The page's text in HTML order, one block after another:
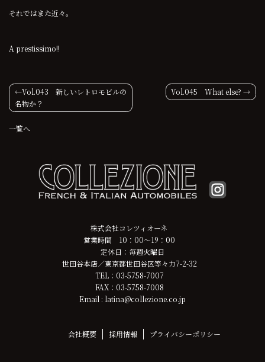
それではまた近々。
A prestissimo!!
投
稿
ナ
Vol.043 新しいレトロモビルの
名物か？
Vol.045 What else?
一覧へ
株式会社コレツィオーネ
営業時間 10：00～19：00
定休日：毎週火曜日
世田谷本店／東京都世田谷区等々力7-2-32
TEL：03-5758-7007
FAX：03-5758-7008
Email : latina@collezione.co.jp
会社概要 採用情報 プライバシーポリシー